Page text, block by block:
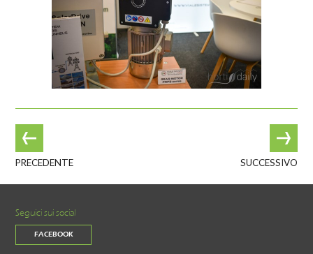
PRECEDENTE SUCCESSIVO
Seguici sui social
FACEBOOK